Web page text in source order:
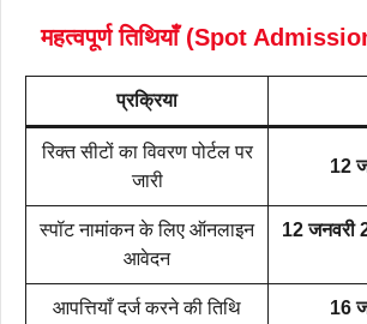
महत्वपूर्ण तिथियाँ (Spot
प्रक्रिया
रिक्त सीटों का विवरण पोर्टल पर
जारी
12
स्पॉट नामांकन के लिए ऑनलाइन
आवेदन
12 जनवरी
आपत्तियाँ दर्ज करने की तिथि 16